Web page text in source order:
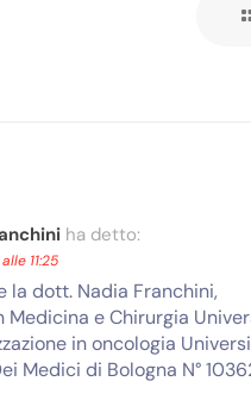
ha detto:
11:25
la dott. Nadia Franchini,
Medicina e Chirurgia
in oncologia
Medici di Bologna N°